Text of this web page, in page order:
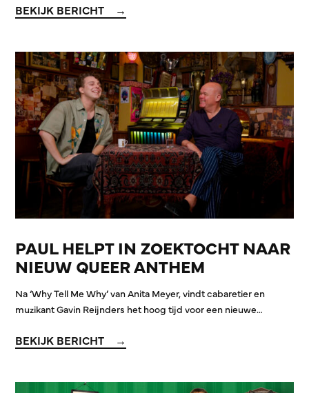
BEKIJK BERICHT
PAUL HELPT IN ZOEKTOCHT NAAR
NIEUW QUEER ANTHEM
Na ‘Why Tell Me Why’ van Anita Meyer, vindt cabaretier en
muzikant Gavin Reijnders het hoog tijd voor een nieuwe…
BEKIJK BERICHT